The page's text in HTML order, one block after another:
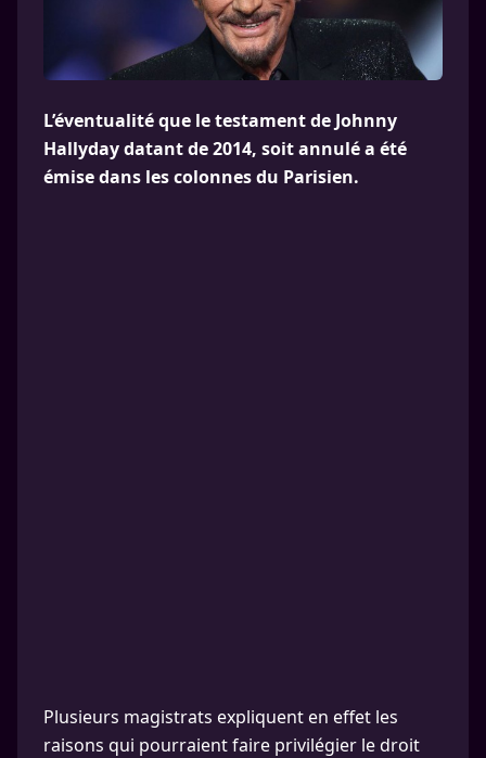
L’éventualité que le testament de Johnny
Hallyday datant de 2014, soit annulé a été
émise dans les colonnes du Parisien.
Plusieurs magistrats expliquent en effet les
raisons qui pourraient faire privilégier le droit